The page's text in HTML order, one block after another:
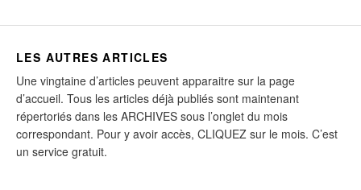
LES AUTRES ARTICLES
Une vingtaine d’articles peuvent apparaitre sur la page
d’accueil. Tous les articles déjà publiés sont maintenant
répertoriés dans les ARCHIVES sous l’onglet du mois
correspondant. Pour y avoir accès, CLIQUEZ sur le mois. C’est
un service gratuit.